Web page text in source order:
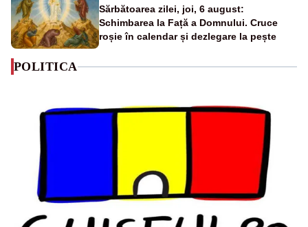
Sărbătoarea zilei, joi, 6 august:
Schimbarea la Față a Domnului. Cruce
roșie în calendar și dezlegare la pește
POLITICA